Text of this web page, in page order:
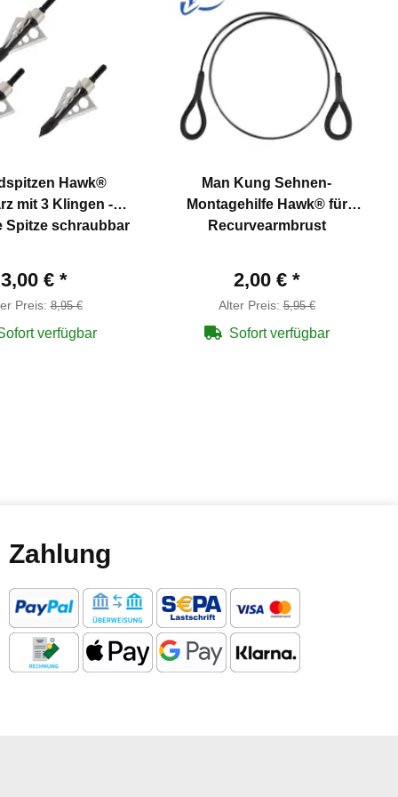
Hawk®
mit 3 Klingen -
Spitze schraubbar
3,00 € *
Preis:8,95 €
verfügbar
Man Kung Sehnen-
Montagehilfe Hawk® für
Recurvearmbrust
2,00 € *
Alter Preis:5,95 €
Sofort verfügbar
Zahlung